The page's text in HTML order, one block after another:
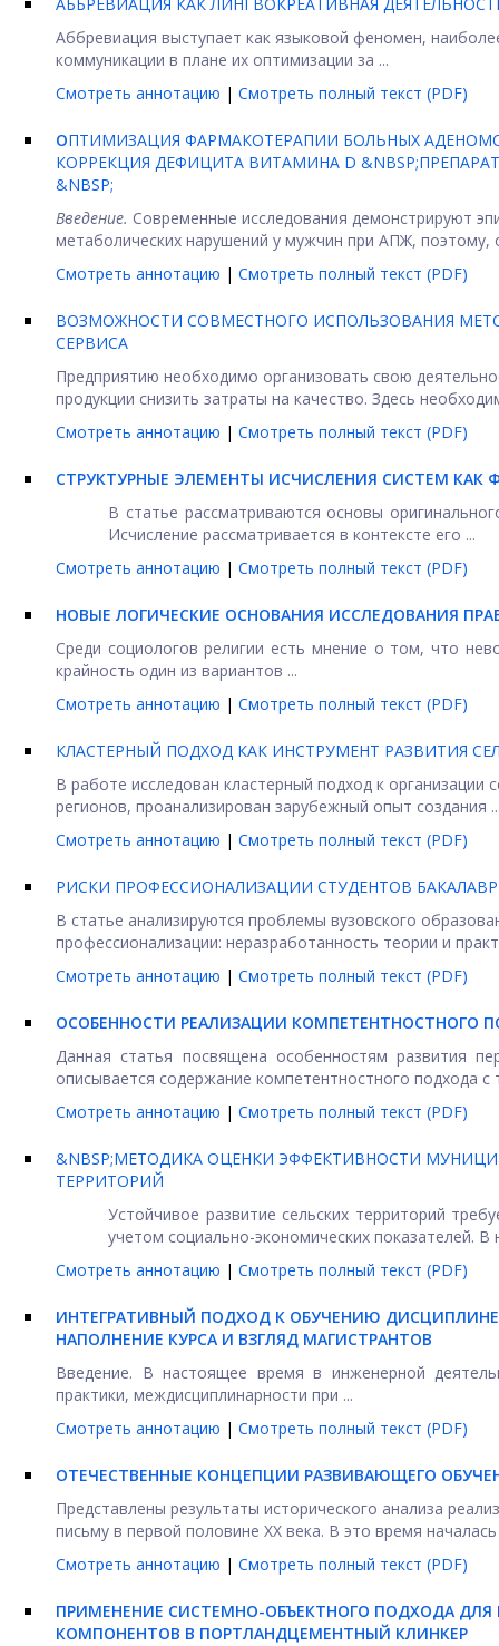
Аббревиация выступает как языковой феномен,
коммуникации в плане их оптимизации за ...
Смотреть аннотацию | Смотреть полный текст (PDF)
ОПТИМИЗАЦИЯ ФАРМАКОТЕРАПИИ БОЛЬНЫХ
КОРРЕКЦИЯ ДЕФИЦИТА ВИТАМИНА D
&NBSP;
Введение. Современные исследования демонстрируют
метаболических нарушений у мужчин при АПЖ, поэтому,
Смотреть аннотацию | Смотреть полный текст (PDF)
ВОЗМОЖНОСТИ СОВМЕСТНОГО ИСПОЛЬЗОВАНИЯ
СЕРВИСА
Предприятию необходимо организовать свою
продукции снизить затраты на качество. Здесь
Смотреть аннотацию | Смотреть полный текст (PDF)
СТРУКТУРНЫЕ ЭЛЕМЕНТЫ ИСЧИСЛЕНИЯ СИСТЕМ КАК
В статье рассматриваются основы
Исчисление рассматривается в контексте его ...
Смотреть аннотацию | Смотреть полный текст (PDF)
НОВЫЕ ЛОГИЧЕСКИЕ ОСНОВАНИЯ ИССЛЕДОВАНИЯ
Среди социологов религии есть мнение о том, что
крайность один из вариантов ...
Смотреть аннотацию | Смотреть полный текст (PDF)
КЛАСТЕРНЫЙ ПОДХОД КАК ИНСТРУМЕНТ РАЗВИТИЯ
В работе исследован кластерный подход к
регионов, проанализирован зарубежный опыт создания
Смотреть аннотацию | Смотреть полный текст (PDF)
РИСКИ ПРОФЕССИОНАЛИЗАЦИИ СТУДЕНТОВ
В статье анализируются проблемы вузовского
профессионализации: неразработанность теории и
Смотреть аннотацию | Смотреть полный текст (PDF)
ОСОБЕННОСТИ РЕАЛИЗАЦИИ КОМПЕТЕНТНОСТНОГО
Данная статья посвящена особенностям развития
описывается содержание компетентностного подхода с
Смотреть аннотацию | Смотреть полный текст (PDF)
&NBSP;МЕТОДИКА ОЦЕНКИ ЭФФЕКТИВНОСТИ
ТЕРРИТОРИЙ
Устойчивое развитие сельских территорий
учетом социально-экономических показателей. В
Смотреть аннотацию | Смотреть полный текст (PDF)
ИНТЕГРАТИВНЫЙ ПОДХОД К ОБУЧЕНИЮ ДИСЦИПЛИНЕ
НАПОЛНЕНИЕ КУРСА И ВЗГЛЯД МАГИСТРАНТОВ
Введение. В настоящее время в инженерной
практики, междисциплинарности при ...
Смотреть аннотацию | Смотреть полный текст (PDF)
ОТЕЧЕСТВЕННЫЕ КОНЦЕПЦИИ РАЗВИВАЮЩЕГО
Представлены результаты исторического анализа
письму в первой половине ХХ века. В это время началась
Смотреть аннотацию | Смотреть полный текст (PDF)
ПРИМЕНЕНИЕ СИСТЕМНО-ОБЪЕКТНОГО ПОДХОДА
КОМПОНЕНТОВ В ПОРТЛАНДЦЕМЕНТНЫЙ КЛИНКЕР